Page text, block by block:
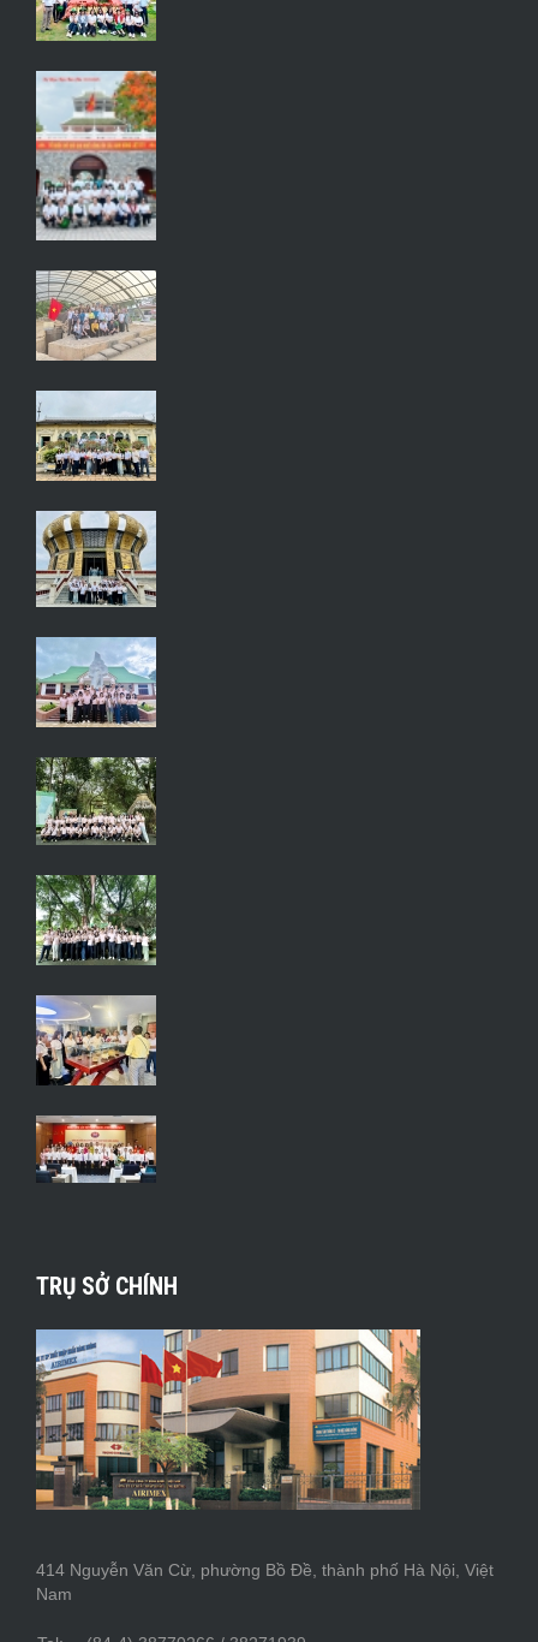
TRỤ SỞ CHÍNH
414 Nguyễn Văn Cừ, phường Bồ Đề, thành phố Hà Nội, Việt
Nam